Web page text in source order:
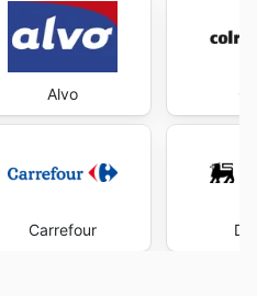
Alvo
Carrefour